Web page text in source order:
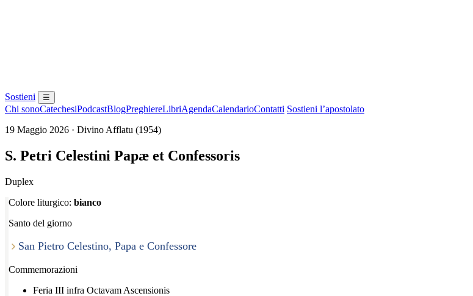
Sostieni ☰
Chi sonoCatechesiPodcastBlogPreghiereLibriAgendaCalendarioContatti Sostieni l’apostolato
19 Maggio 2026 · Divino Afflatu (1954)
S. Petri Celestini Papæ et Confessoris
Duplex
Colore liturgico: bianco
Santo del giorno
San Pietro Celestino, Papa e Confessore
Commemorazioni
Feria III infra Octavam Ascensionis